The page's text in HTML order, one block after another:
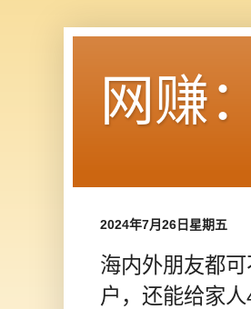
网赚
2024年7月26日星期五
海内外朋友都
户，还能给家